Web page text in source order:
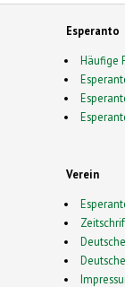
Esperanto
Häufige
Verein